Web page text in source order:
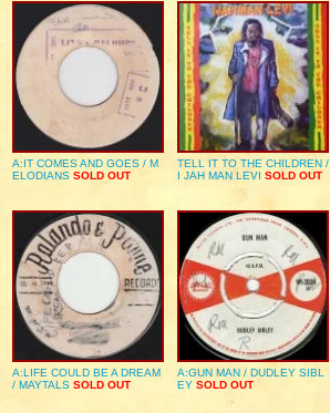
A:IT COMES AND GOES / M
ELODIANS SOLD OUT
TELL IT TO THE CHILDREN /
I JAH MAN LEVI SOLD OUT
A:LIFE COULD BE A DREAM
/ MAYTALS SOLD OUT
A:GUN MAN / DUDLEY SIBL
EY SOLD OUT